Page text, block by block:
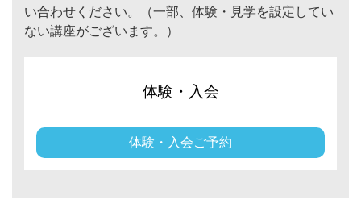
い合わせください。（一部、体験・見学を設定してい
ない講座がございます。）
体験・入会
体験・入会ご予約